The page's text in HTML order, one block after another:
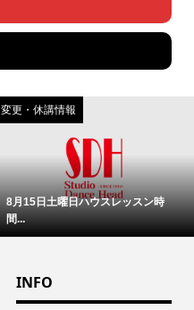
変更・休講情報
8月15日土曜日ハウスレッスン時
間...
INFO